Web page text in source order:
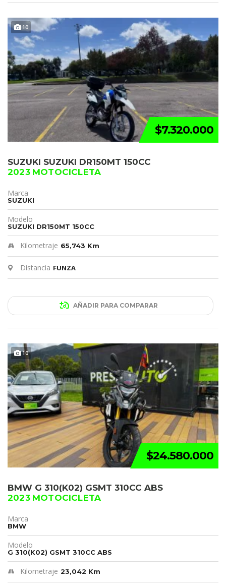
10
$7.320.000
SUZUKI SUZUKI DR150MT 150CC
2023 MOTOCICLETA
Marca
SUZUKI
Modelo
SUZUKI DR150MT 150CC
Kilometraje 65,743 Km
Distancia FUNZA
AÑADIR PARA COMPARAR
10
$24.580.000
BMW G 310(K02) GSMT 310CC ABS
2023 MOTOCICLETA
Marca
BMW
Modelo
G 310(K02) GSMT 310CC ABS
Kilometraje 23,042 Km